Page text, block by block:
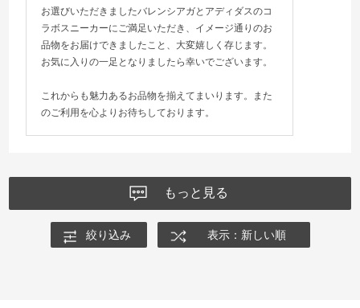
お選びいただきましたバレンシアガとアディダスのコ
ラボスニーカーにご満足いただき、イメージ通りのお
品物をお届けできましたこと、大変嬉しく存じます。
お気に入りの一足となりましたら幸いでございます。
これからも魅力あるお品物を揃えてまいります。また
のご利用を心よりお待ちしております。
もっと見る
絞り込み 表示：新しい順